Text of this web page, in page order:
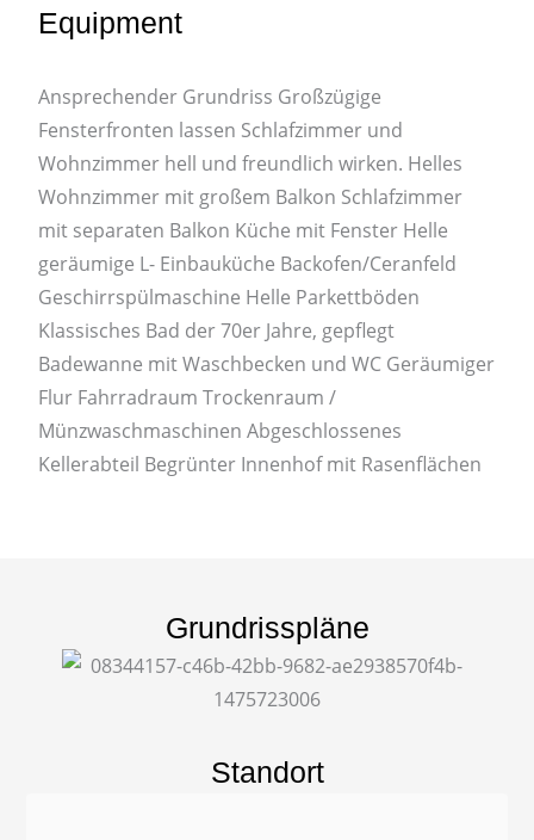
Equipment
Ansprechender Grundriss Großzügige
Fensterfronten lassen Schlafzimmer und
Wohnzimmer hell und freundlich wirken. Helles
Wohnzimmer mit großem Balkon Schlafzimmer
mit separaten Balkon Küche mit Fenster Helle
geräumige L- Einbauküche Backofen/Ceranfeld
Geschirrspülmaschine Helle Parkettböden
Klassisches Bad der 70er Jahre, gepflegt
Badewanne mit Waschbecken und WC Geräumiger
Flur Fahrradraum Trockenraum /
Münzwaschmaschinen Abgeschlossenes
Kellerabteil Begrünter Innenhof mit Rasenflächen
Grundrisspläne
Standort